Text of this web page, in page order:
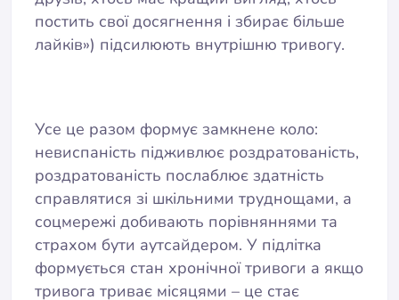
постить свої досягнення і збирає більше
лайків») підсилюють внутрішню тривогу.
Усе це разом формує замкнене коло:
невиспаність підживлює роздратованість,
роздратованість послаблює здатність
справлятися зі шкільними труднощами, а
соцмережі добивають порівняннями та
страхом бути аутсайдером. У підлітка
формується стан хронічної тривоги а якщо
тривога триває місяцями – це стає